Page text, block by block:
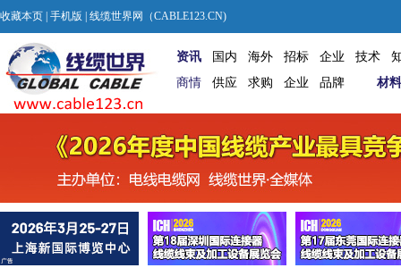
收藏本页 手机版 | 线缆世界网（CABLE123.CN)
资讯 国内 海外 招标 企业 技术
商情
供应 求购 企业 品牌 材料